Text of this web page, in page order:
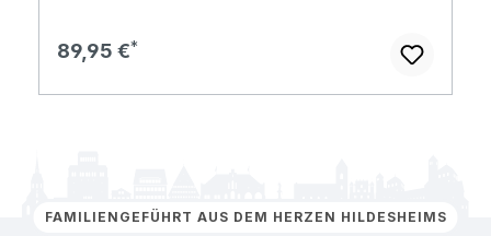
Regulärer Preis:
89,95 €
FAMILIENGEFÜHRT AUS DEM HERZEN HILDESHEIMS